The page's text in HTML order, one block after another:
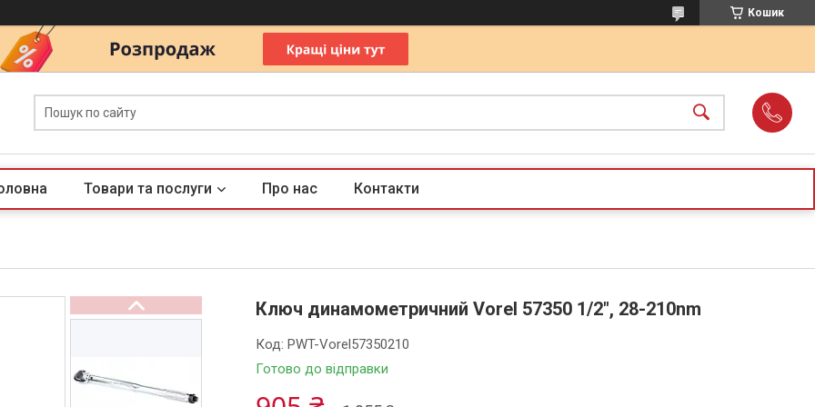
Кошик
Товари та послуги Про нас Контакти
Ключ динамометричний Vorel 57350 1/2", 28-210nm
Готово до відправки
Код:PWT-Vorel57350210